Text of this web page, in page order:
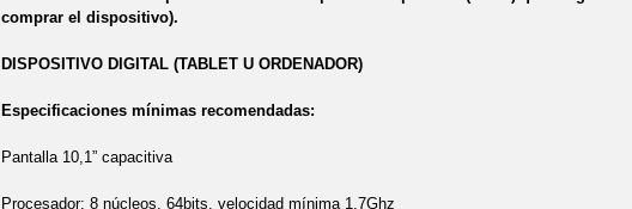
comprar el dispositivo).
DISPOSITIVO DIGITAL (TABLET U ORDENADOR)
Especificaciones mínimas recomendadas:
Pantalla 10,1” capacitiva
Procesador: 8 núcleos, 64bits, velocidad mínima 1.7Ghz